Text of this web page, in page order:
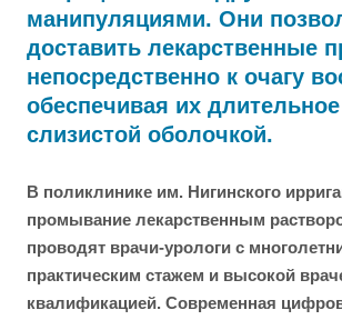
манипуляциями. Они
доставить лекарственные
непосредственно к очагу
обеспечивая их длительное
слизистой оболочкой.
В поликлинике им. Нигинского
промывание лекарственным
проводят врачи-урологи с
практическим стажем и высокой
квалификацией. Современная